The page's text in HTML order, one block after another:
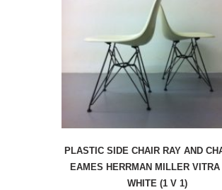
PLASTIC SIDE CHAIR RAY AND
EAMES HERRMAN MILLER VITRA
WHITE (1 V 1)